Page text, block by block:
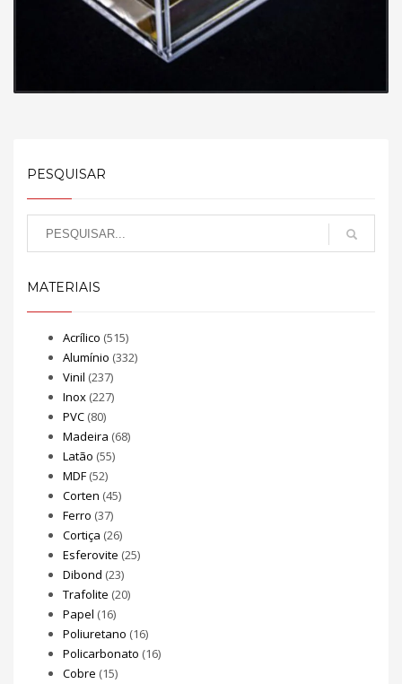
PESQUISAR
MATERIAIS
Acrílico (515)
Alumínio (332)
Vinil (237)
Inox (227)
PVC (80)
Madeira (68)
Latão (55)
MDF (52)
Corten (45)
Ferro (37)
Cortiça (26)
Esferovite (25)
Dibond (23)
Trafolite (20)
Papel (16)
Poliuretano (16)
Policarbonato (16)
Cobre (15)